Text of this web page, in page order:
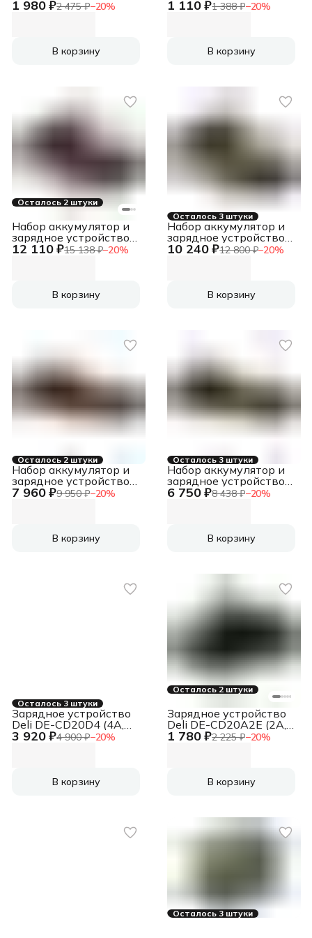
также специальным
1 980 ₽2 475 ₽−20%
24V, 2А (2946207)
В корзину
1 110 ₽1 388 ₽−20%
20V)
В корзину
Осталось 2 штуки
12 110 ₽15 138 ₽−20%
Набор аккумулятор и
зарядное устройство
Deli DE-CM20A4E
В корзину
Осталось 3 штуки
10 240 ₽12 800 ₽−20%
Набор аккумулятор и
зарядное устройство
Deli DL-CM20A4E
В корзину
Осталось 2 штуки
7 960 ₽9 950 ₽−20%
Набор аккумулятор и
зарядное устройство
Deli DE-CM20A2E
В корзину
Осталось 3 штуки
6 750 ₽8 438 ₽−20%
Набор аккумулятор и
зарядное устройство
Deli DL-CM20A2E
В корзину
Осталось 3 штуки
3 920 ₽4 900 ₽−20%
Зарядное устройство
Deli DE-CD20D4 (4А,
20V)
В корзину
Осталось 2 штуки
1 780 ₽2 225 ₽−20%
Зарядное устройство
Deli DE-CD20A2E (2А,
20V)
В корзину
Осталось 3 штуки